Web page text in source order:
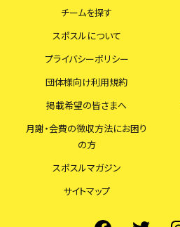
チームを探す
スポスルについて
プライバシーポリシー
団体様向け利用規約
掲載希望の皆さまへ
月謝・会費の徴収方法にお困り
の方
スポスルマガジン
サイトマップ